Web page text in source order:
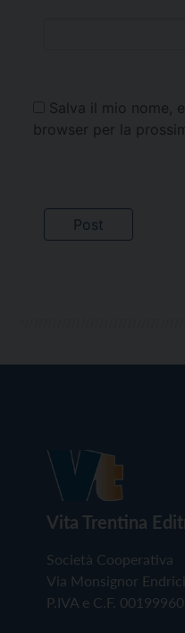
Salva il mio nome,
browser per la
Vita Trentina
Società Cooperativa
Via Monsignor
P.IVA e C.F.